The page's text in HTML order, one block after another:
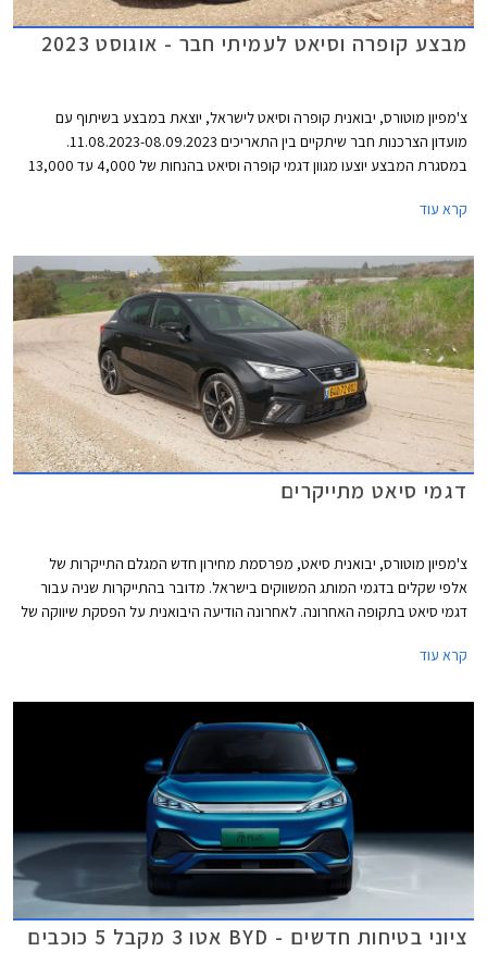
מבצע קופרה וסיאט לעמיתי חבר - אוגוסט 2023
צ'מפיון מוטורס, יבואנית קופרה וסיאט לישראל, יוצאת במבצע בשיתוף עם
מועדון הצרכנות חבר שיתקיים בין התאריכים 11.08.2023-08.09.2023.
במסגרת המבצע יוצעו מגוון דגמי קופרה וסיאט בהנחות של 4,000 עד 13,000
ברחבי הארץ.
קרא עוד
דגמי סיאט מתייקרים
צ'מפיון מוטורס, יבואנית סיאט, מפרסמת מחירון חדש המגלם התייקרות של
אלפי שקלים בדגמי המותג המשווקים בישראל. מדובר בהתייקרות שניה עבור
דגמי סיאט בתקופה האחרונה. לאחרונה הודיעה היבואנית על הפסקת שיווקה של
המאובזרת והיקרה יותר. דגמי סיאט עדיין סובלים ממחסור בשבבים ועל כן
קרא עוד
ציוני בטיחות חדשים - BYD אטו 3 מקבל 5 כוכבים